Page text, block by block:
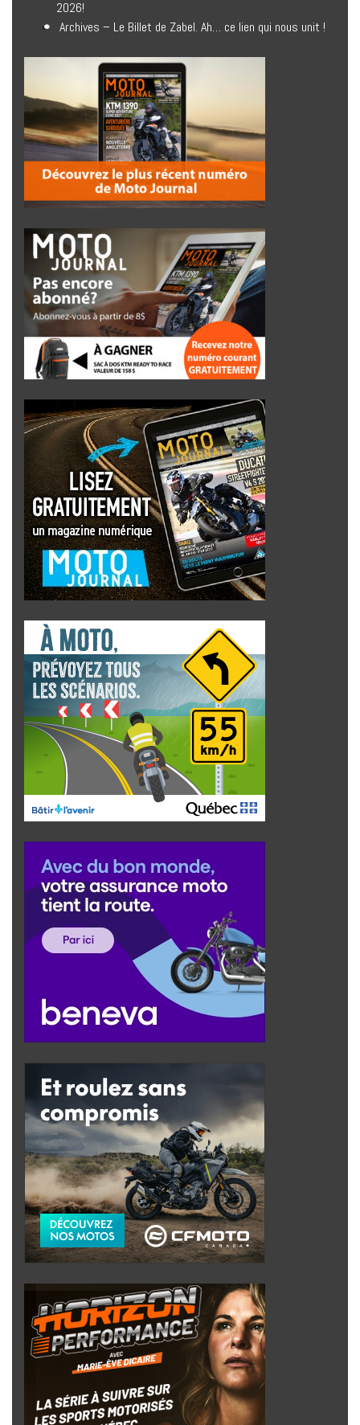
2026!
Archives – Le Billet de Zabel. Ah… ce lien qui nous unit !